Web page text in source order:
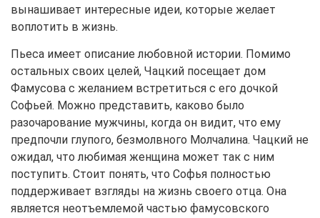
вынашивает интересные идеи, которые желает
воплотить в жизнь.
Пьеса имеет описание любовной истории. Помимо
остальных своих целей, Чацкий посещает дом
Фамусова с желанием встретиться с его дочкой
Софьей. Можно представить, каково было
разочарование мужчины, когда он видит, что ему
предпочли глупого, безмолвного Молчалина. Чацкий не
ожидал, что любимая женщина может так с ним
поступить. Стоит понять, что Софья полностью
поддерживает взгляды на жизнь своего отца. Она
является неотъемлемой частью фамусовского